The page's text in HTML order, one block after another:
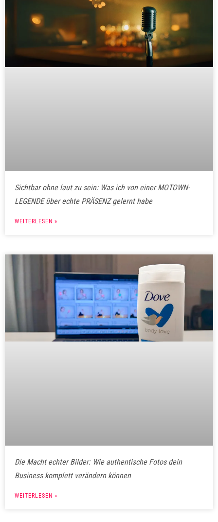
Sichtbar ohne laut zu sein: Was ich von einer MOTOWN-
LEGENDE über echte PRÄSENZ gelernt habe
WEITERLESEN »
Die Macht echter Bilder: Wie authentische Fotos dein
Business komplett verändern können
WEITERLESEN »